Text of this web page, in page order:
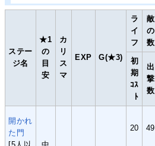
ステー
ジ名
★1
の
目
安
カ
リ
ス
マ
EXP G(★3)
ラ
イ
フ
敵
の
数
初
期
ｺｽ
ﾄ
出
撃
数
開かれ
た門
20 49